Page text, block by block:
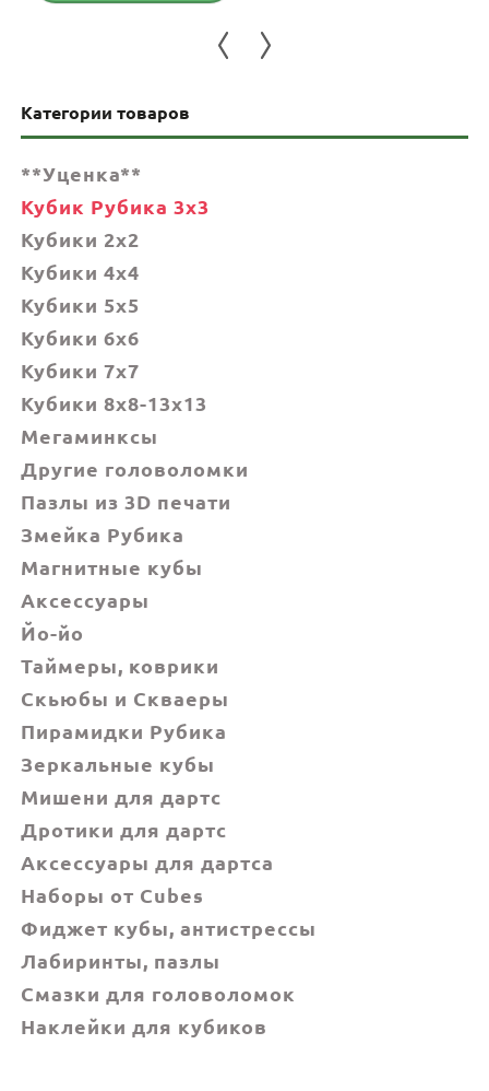
Категории товаров
**Уценка**
Кубик Рубика 3x3
Кубики 2x2
Кубики 4x4
Кубики 5x5
Кубики 6х6
Кубики 7х7
Кубики 8x8-13x13
Мегаминксы
Другие головоломки
Пазлы из 3D печати
Змейка Рубика
Магнитные кубы
Аксессуары
Йо-йо
Таймеры, коврики
Скьюбы и Скваеры
Пирамидки Рубика
Зеркальные кубы
Мишени для дартс
Дротики для дартс
Аксессуары для дартса
Наборы от Cubes
Фиджет кубы, антистрессы
Лабиринты, пазлы
Смазки для головоломок
Наклейки для кубиков